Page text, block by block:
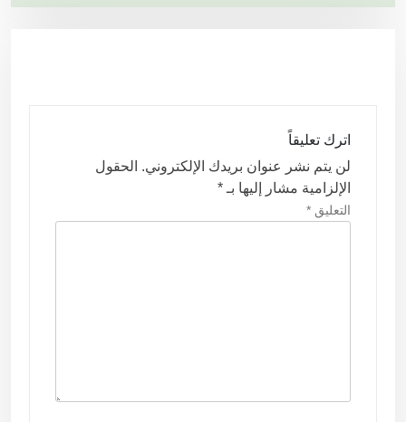
فّ
اترك تعليقاً
لن يتم نشر عنوان بريدك الإلكتروني. الحقول
الإلزامية مشار إليها بـ *
التعليق *